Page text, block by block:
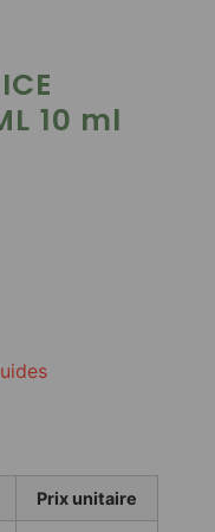
10 ml
Prix unitaire